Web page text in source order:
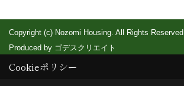
Copyright (c) Nozomi Housing. All Rights Reserved.
Produced by ゴデスクリエイト
Cookieポリシー